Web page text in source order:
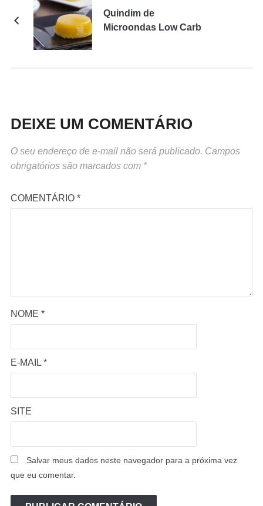
Quindim de
Microondas Low Carb
DEIXE UM COMENTÁRIO
O seu endereço de e-mail não será publicado. Campos
obrigatórios são marcados com *
COMENTÁRIO *
NOME *
E-MAIL *
SITE
Salvar meus dados neste navegador para a próxima vez
que eu comentar.